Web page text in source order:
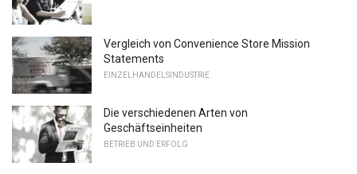
Vergleich von Convenience Store Mission
Statements
EINZELHANDELSINDUSTRIE
Die verschiedenen Arten von
Geschäftseinheiten
BETRIEB UND ERFOLG